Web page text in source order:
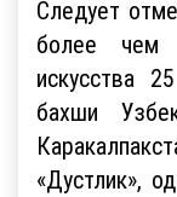
Следует
более чем
искусства
бахши
«Дустлик»,